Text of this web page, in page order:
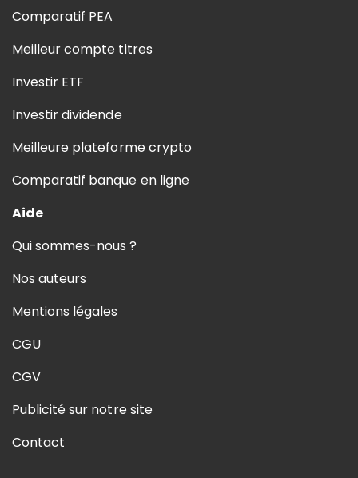
Comparatif PEA
Meilleur compte titres
Investir ETF
Investir dividende
Meilleure plateforme crypto
Comparatif banque en ligne
Aide
Qui sommes-nous ?
Nos auteurs
Mentions légales
CGU
CGV
Publicité sur notre site
Contact